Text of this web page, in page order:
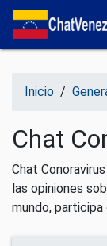
Salir del contenido
Inicio /
Chat
Chat
las opiniones
mundo,